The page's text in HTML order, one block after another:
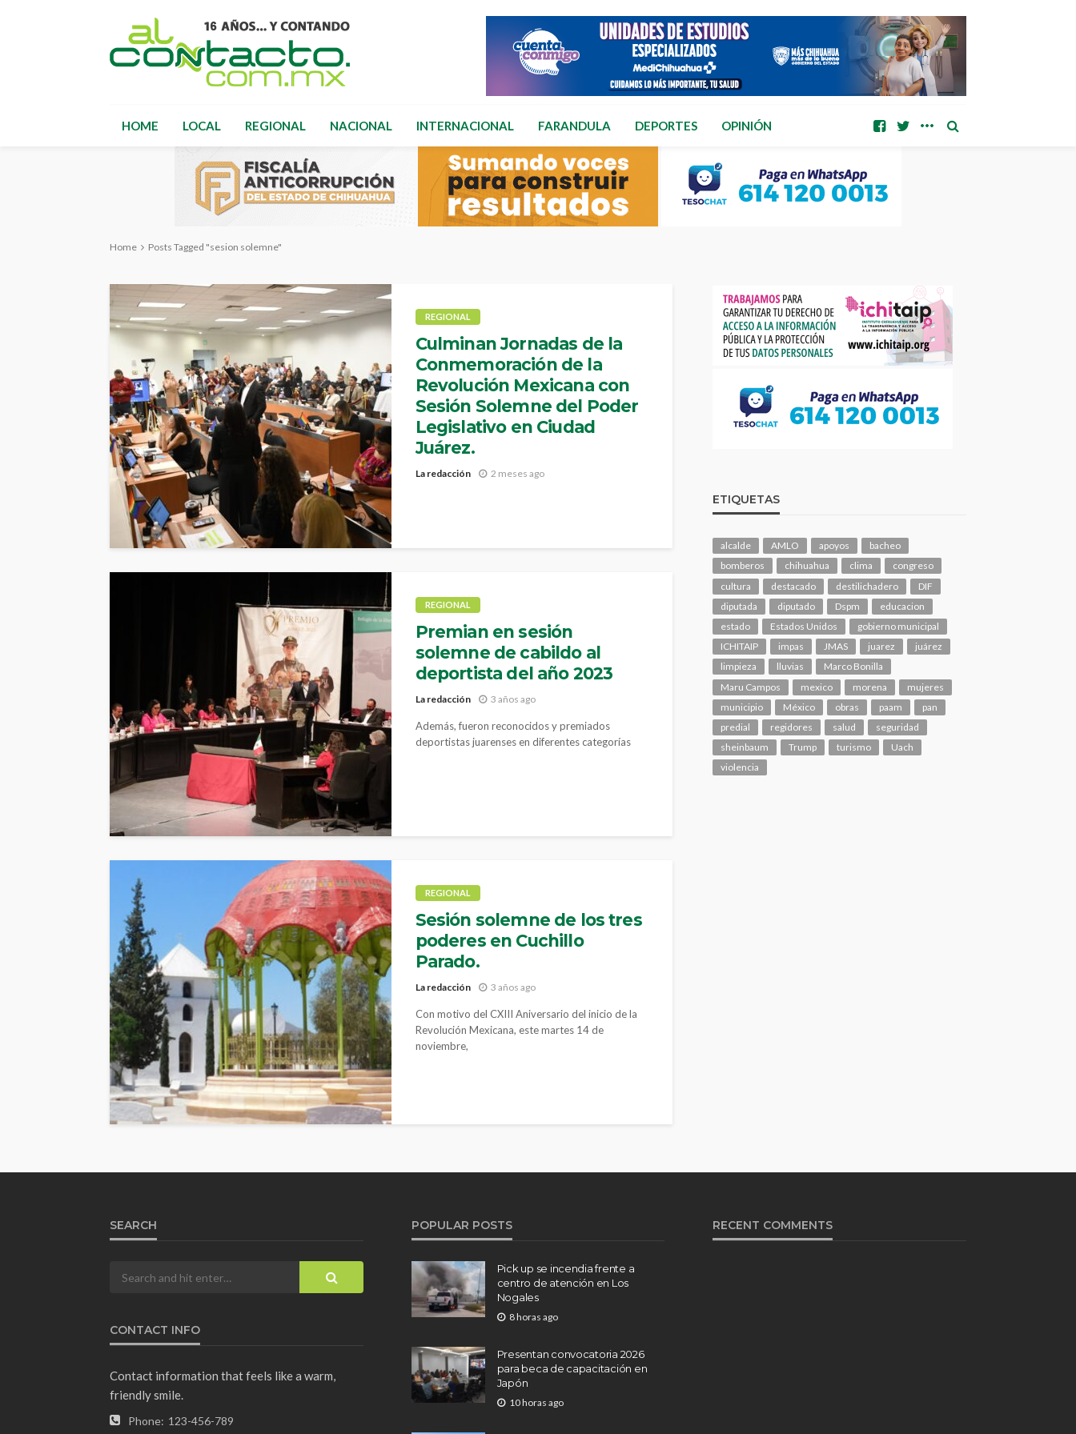
HOME LOCAL REGIONAL NACIONAL INTERNACIONAL FARANDULA DEPORTES OPINIÓN
Home Posts Tagged "sesion solemne"
REGIONAL
Culminan Jornadas de la
Conmemoración de la
Revolución Mexicana con
Sesión Solemne del Poder
Legislativo en Ciudad
Juárez.
La redacción 2 meses ago
REGIONAL
Premian en sesión
solemne de cabildo al
deportista del año 2023
La redacción 3 años ago
Además, fueron reconocidos y premiados
deportistas juarenses en diferentes categorías
REGIONAL
Sesión solemne de los tres
poderes en Cuchillo
Parado.
La redacción 3 años ago
Con motivo del CXIII Aniversario del inicio de la
Revolución Mexicana, este martes 14 de
noviembre,
ETIQUETAS
alcalde AMLO apoyos
bacheo
bomberos
chihuahua clima
congreso
cultura
destacado destilichadero
DIF
diputada
diputado Dspm
educacion
estado
Estados Unidos
gobierno municipal
ICHITAIP
impas JMAS juarez
juárez
limpieza
lluvias
Marco Bonilla
Maru Campos
mexico morena
mujeres
municipio
México obras paam
pan
predial
regidores salud
seguridad
sheinbaum
Trump turismo
Uach
violencia
SEARCH
CONTACT INFO
Contact information that feels like a warm,
friendly smile.
Phone: 123-456-789
POPULAR POSTS
Pick up se incendia frente a
centro de atención en Los
Nogales
8 horas ago
Presentan convocatoria 2026
para beca de capacitación en
Japón
10 horas ago
RECENT COMMENTS